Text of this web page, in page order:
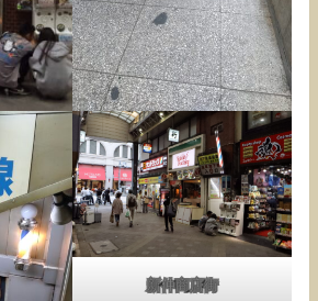
新仲商店街